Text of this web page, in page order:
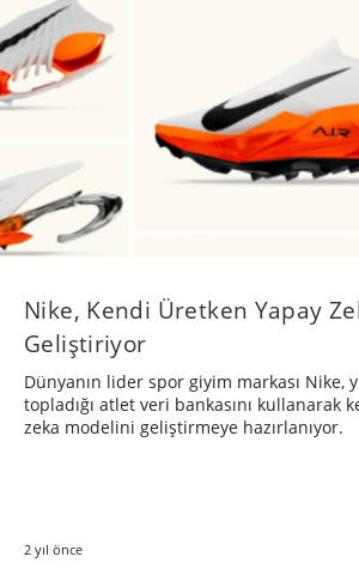
Nike, Kendi Üretken Yapay
Geliştiriyor
Dünyanın lider spor giyim markası Nike,
topladığı atlet veri bankasını kullanarak
zeka modelini geliştirmeye hazırlanıyor.
2 yıl önce